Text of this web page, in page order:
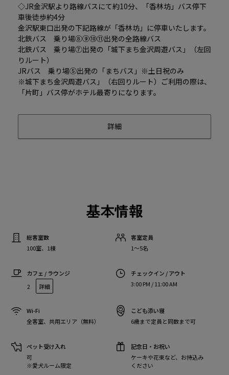
◇JR金沢駅より路線バスにて約10分、「香林坊」バス停下
車後徒歩約4分
金沢駅東口出発の下記路線が「香林坊」に停車いたします。
北鉄バス 乗り場⑧⑨⑩⑪出発の全路線バス
北鉄バス 乗り場⑦出発の「城下まち金沢周遊バス」（左回
りルート）
JRバス 乗り場⑤出発の「まちバス」※土日祝のみ
※城下まち金沢周遊バス」（右回りルート）ご利用の際は、
「片町」バス停がホテル最寄りになります。
詳細
基本情報
総客室数
100室、1棟
客室定員
1〜5名
カフェ / ラウンジ
2
詳細
チェックイン / アウト
3:00 PM / 11:00 AM
Wi-Fi
全客室、共用エリア（無料）
こども添い寝
6歳まで定員と同数まで可
ペット受け入れ
可
※愛犬ルーム限定
記念日・お祝い
ケーキや花束など、お持込み
ください